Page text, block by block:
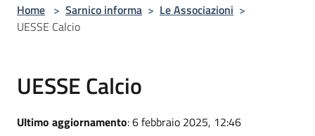
Home > Sarnico informa > Le Associazioni >
UESSE Calcio
UESSE Calcio
Ultimo aggiornamento: 6 febbraio 2025, 12:46